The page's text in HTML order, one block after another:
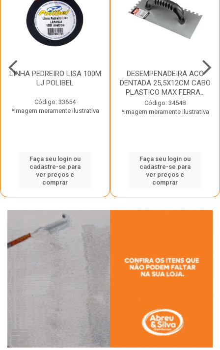
LINHA PEDREIRO LISA 100M
LJ POLIBEL
Código: 33654
*Imagem meramente ilustrativa
Faça seu login ou
cadastre-se para
ver preços e
comprar
DESEMPENADEIRA ACO
DENTADA 25,5X12CM CABO
PLASTICO MAX FERRA...
Código: 34548
*Imagem meramente ilustrativa
Faça seu login ou
cadastre-se para
ver preços e
comprar